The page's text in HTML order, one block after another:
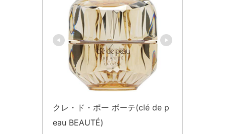
クレ・ド・ポー ボーテ(clé de p
eau BEAUTÉ)